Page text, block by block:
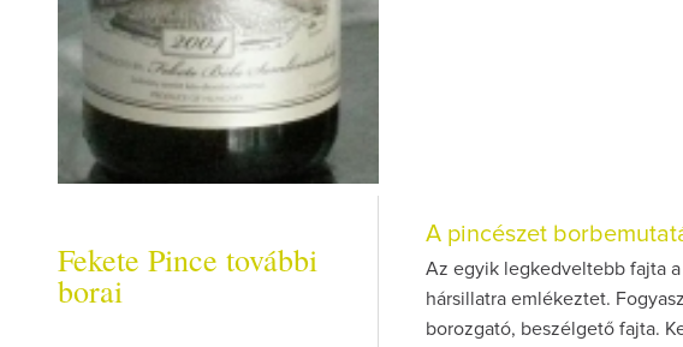
Fekete Pince további
borai
A pincészet
Az egyik legkedveltebb fajta
hársillatra emlékeztet.
borozgató, beszélgető fajta.